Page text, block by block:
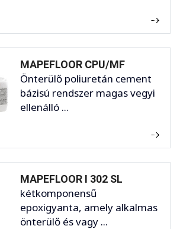
MAPEFLOOR CPU/MF
Önterülő poliuretán cement
bázisú rendszer magas vegyi
ellenálló ...
MAPEFLOOR I 302 SL
kétkomponensű
epoxigyanta, amely alkalmas
önterülő és vagy ...